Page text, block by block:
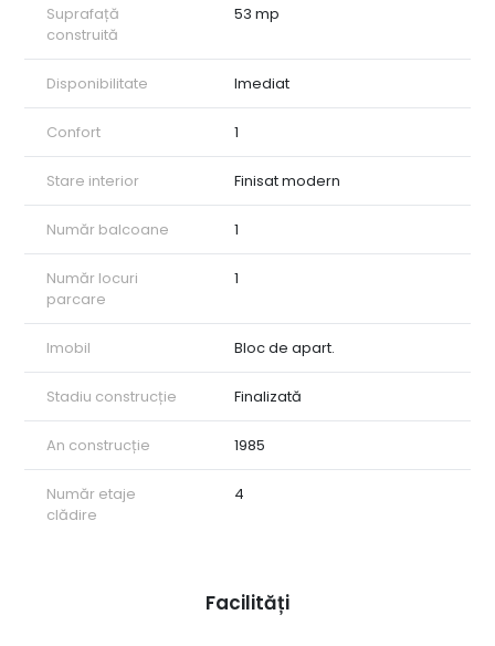
Suprafață
construită
53 mp
Disponibilitate Imediat
Confort 1
Stare interior Finisat modern
Număr balcoane 1
Număr locuri
parcare
1
Imobil Bloc de apart.
Stadiu construcție Finalizată
An construcție 1985
Număr etaje
clădire
4
Facilități